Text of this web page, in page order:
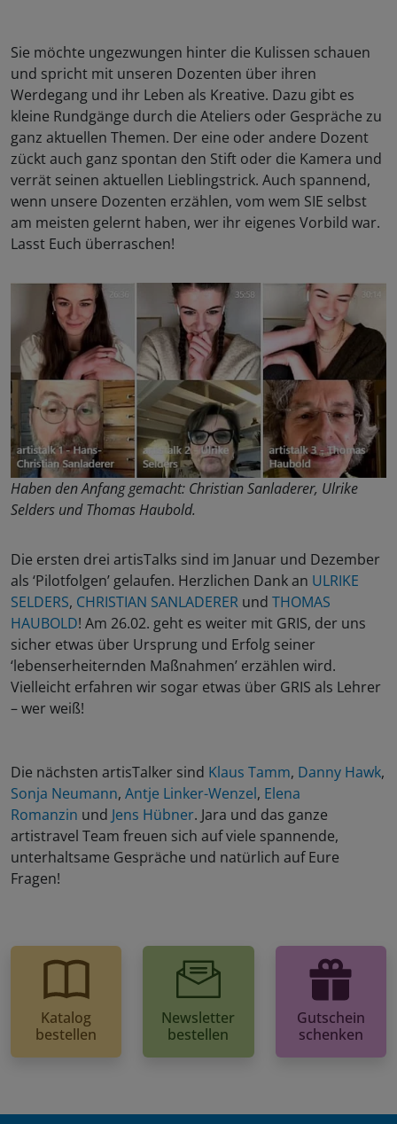
Sie möchte ungezwungen hinter die Kulissen schauen
und spricht mit unseren Dozenten über ihren
Werdegang und ihr Leben als Kreative. Dazu gibt es
kleine Rundgänge durch die Ateliers oder Gespräche zu
ganz aktuellen Themen. Der eine oder andere Dozent
zückt auch ganz spontan den Stift oder die Kamera und
verrät seinen aktuellen Lieblingstrick. Auch spannend,
wenn unsere Dozenten erzählen, vom wem SIE selbst
am meisten gelernt haben, wer ihr eigenes Vorbild war.
Lasst Euch überraschen!
Haben den Anfang gemacht: Christian Sanladerer, Ulrike
Selders und Thomas Haubold.
Die ersten drei artisTalks sind im Januar und Dezember
als ‘Pilotfolgen’ gelaufen. Herzlichen Dank an ULRIKE
SELDERS, CHRISTIAN SANLADERER und THOMAS
HAUBOLD! Am 26.02. geht es weiter mit GRIS, der uns
sicher etwas über Ursprung und Erfolg seiner
‘lebenserheiternden Maßnahmen’ erzählen wird.
Vielleicht erfahren wir sogar etwas über GRIS als Lehrer
– wer weiß!
Die nächsten artisTalker sind Klaus Tamm, Danny Hawk,
Sonja Neumann, Antje Linker-Wenzel, Elena
Romanzin und Jens Hübner. Jara und das ganze
artistravel Team freuen sich auf viele spannende,
unterhaltsame Gespräche und natürlich auf Eure
Fragen!
Katalog
bestellen
Newsletter
bestellen
Gutschein
schenken